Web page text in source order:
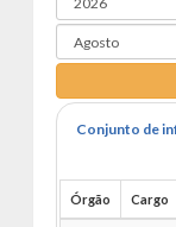
Conjunto de
Órgão Cargo